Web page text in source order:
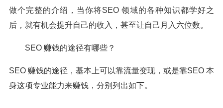
做个完整的介绍，当你将SEO 领域的各种知识都学好之
后，就有机会提升自己的收入，甚至让自己月入六位数。
SEO 赚钱的途径有哪些？
SEO 赚钱的途径，基本上可以靠流量变现，或是靠SEO 本
身这项专业能力来赚钱，分别列出如下。